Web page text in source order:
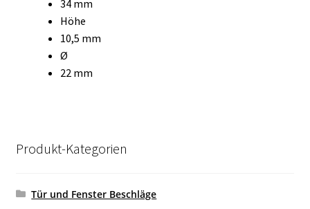
34 mm
Höhe
10,5 mm
Ø
22 mm
Produkt-Kategorien
Tür und Fenster Beschläge